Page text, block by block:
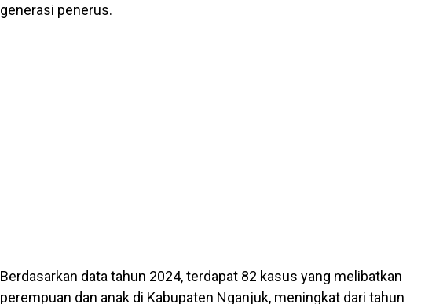
generasi penerus.
Berdasarkan data tahun 2024, terdapat 82 kasus yang melibatkan
perempuan dan anak di Kabupaten Nganjuk, meningkat dari tahun